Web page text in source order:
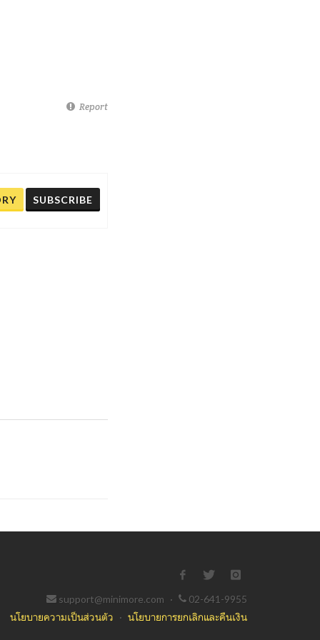
Report
SUBSCRIBE
support@minimore.com ·
02-641-9955
นโยบายความเป็นส่วนตัว · นโยบายการยกเลิกและคืนเงิน